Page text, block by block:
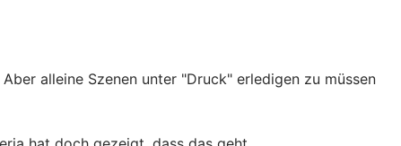
alleine Szenen unter "Druck" erledigen zu müssen